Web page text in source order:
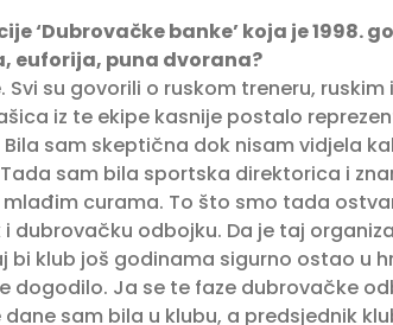
‘Dubrovačke banke’ koja je 1998.
euforija, puna dvorana?
su govorili o ruskom treneru,
iz te ekipe kasnije postalo
sam skeptična dok nisam vidjela
sam bila sportska direktorica i
curama. To što smo tada
dubrovačku odbojku. Da je taj
bi klub još godinama sigurno ostao u
dogodilo. Ja se te faze dubrovačke
sam bila u klubu, a predsjednik